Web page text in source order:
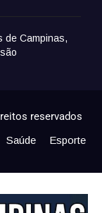
de Campinas,
reservados
Saúde
Esporte